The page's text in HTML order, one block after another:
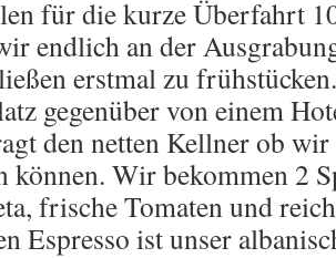
für die kurze Überfahrt
endlich an der
erstmal zu
gegenüber von einem
den netten Kellner ob
können. Wir bekommen 2
frische Tomaten und
Espresso ist unser